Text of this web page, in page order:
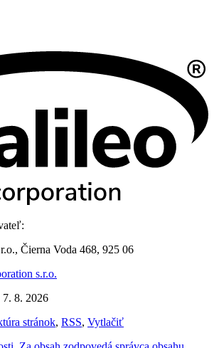
Čierna Voda 468, 925 06
s.r.o.
7. 8. 2026
stránok, RSS, Vytlačiť